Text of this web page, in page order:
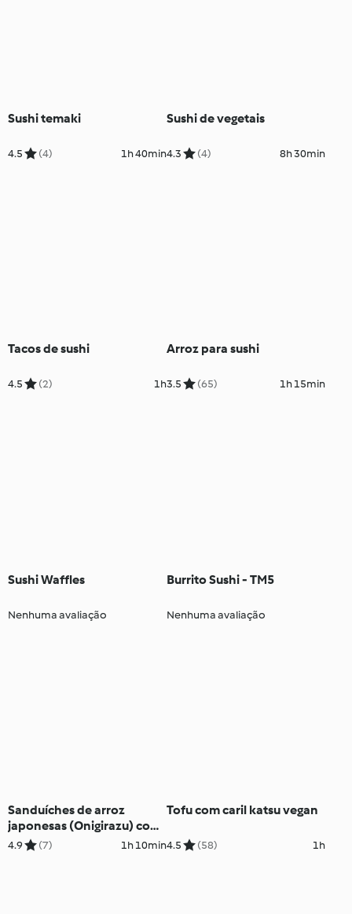
Sushi temaki
4.5 (4) 1h 40min
Sushi de vegetais
4.3 (4) 8h 30min
Tacos de sushi
4.5 (2) 1h
Arroz para sushi
3.5 (65) 1h 15min
Sushi Waffles
Nenhuma avaliação
Burrito Sushi - TM5
Nenhuma avaliação
Sanduíches de arroz
japonesas (Onigirazu) com
salmão teriyaki
4.9 (7) 1h 10min
Tofu com caril katsu vegan
4.5 (58) 1h